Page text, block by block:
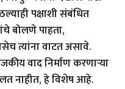
पक्षाशी संबंधित
बोलणे पाहता,
त्यांना वाटत असावे.
वाद निर्माण करणार्‍या
नाहीत, हे विशेष आहे.